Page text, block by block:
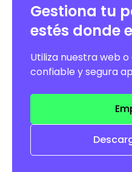
Gestiona tu
estés donde
Utiliza nuestra web
confiable y segura